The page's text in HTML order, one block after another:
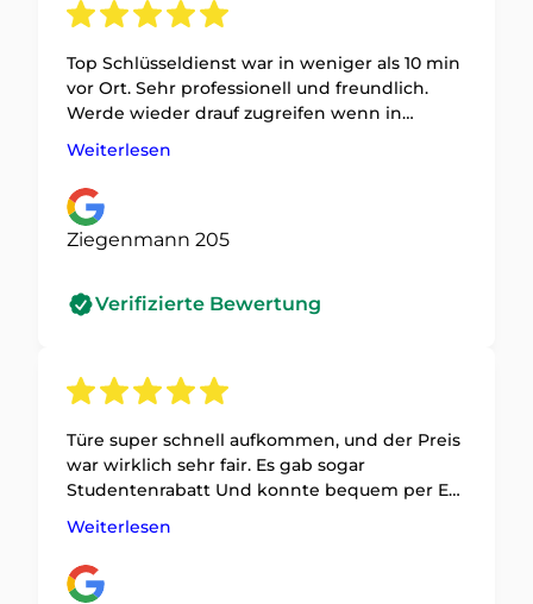
Top Schlüsseldienst war in weniger als 10 min
vor Ort. Sehr professionell und freundlich.
Werde wieder drauf zugreifen wenn in
Zukunft was ist.
Weiterlesen
Ziegenmann 205
Verifizierte Bewertung
Türe super schnell aufkommen, und der Preis
war wirklich sehr fair. Es gab sogar
Studentenrabatt Und konnte bequem per EC
zahlen.
Weiterlesen